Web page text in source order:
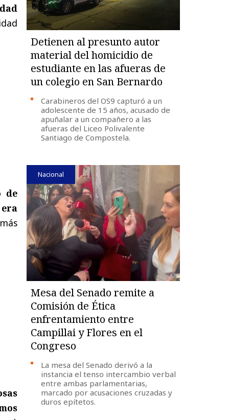
de
Detienen al presunto autor
material del homicidio de
estudiante en las afueras de
un colegio en San Bernardo
Carabineros del OS9 capturó a un
adolescente de 15 años, acusado de
apuñalar a un compañero a las
afueras del Liceo Polivalente
Santiago de Compostela.
Nacional
Mesa del Senado remite a
Comisión de Ética
enfrentamiento entre
Campillai y Flores en el
Congreso
La mesa del Senado derivó a la
instancia el tenso intercambio verbal
entre ambas parlamentarias,
marcado por acusaciones cruzadas y
duros epítetos.